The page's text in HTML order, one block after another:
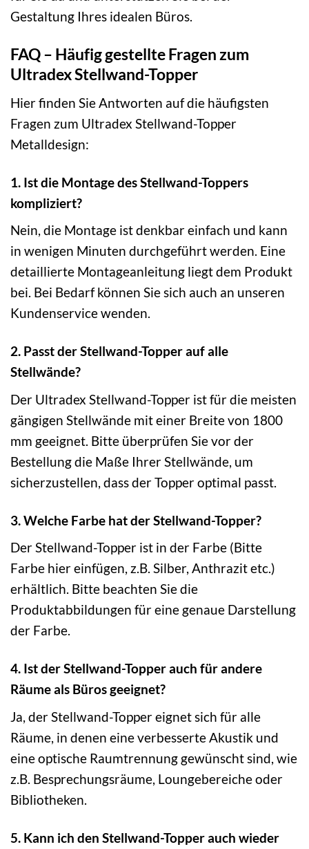
Gestaltung Ihres idealen Büros.
FAQ – Häufig gestellte Fragen zum
Ultradex Stellwand-Topper
Hier finden Sie Antworten auf die häufigsten
Fragen zum Ultradex Stellwand-Topper
Metalldesign:
1. Ist die Montage des Stellwand-Toppers
kompliziert?
Nein, die Montage ist denkbar einfach und kann
in wenigen Minuten durchgeführt werden. Eine
detaillierte Montageanleitung liegt dem Produkt
bei. Bei Bedarf können Sie sich auch an unseren
Kundenservice wenden.
2. Passt der Stellwand-Topper auf alle
Stellwände?
Der Ultradex Stellwand-Topper ist für die meisten
gängigen Stellwände mit einer Breite von 1800
mm geeignet. Bitte überprüfen Sie vor der
Bestellung die Maße Ihrer Stellwände, um
sicherzustellen, dass der Topper optimal passt.
3. Welche Farbe hat der Stellwand-Topper?
Der Stellwand-Topper ist in der Farbe (Bitte
Farbe hier einfügen, z.B. Silber, Anthrazit etc.)
erhältlich. Bitte beachten Sie die
Produktabbildungen für eine genaue Darstellung
der Farbe.
4. Ist der Stellwand-Topper auch für andere
Räume als Büros geeignet?
Ja, der Stellwand-Topper eignet sich für alle
Räume, in denen eine verbesserte Akustik und
eine optische Raumtrennung gewünscht sind, wie
z.B. Besprechungsräume, Loungebereiche oder
Bibliotheken.
5. Kann ich den Stellwand-Topper auch wieder